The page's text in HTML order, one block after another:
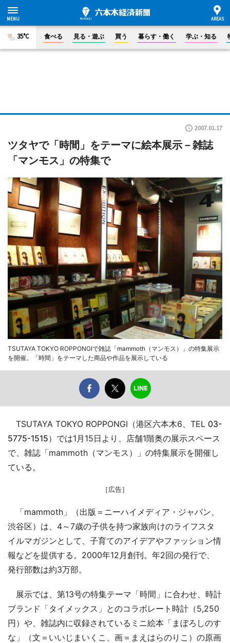
35°C 食べる 見る・遊ぶ 買う 暮らす・働く 学ぶ・知る
2007.01.17
ツタヤで「時間」をテーマに絵本展示－雑誌
「マンモス」の特集で
TSUTAYA TOKYO ROPPONGIで雑誌「mammoth（マンモス）」の特集展示
を開催。「時間」をテーマした商品や作品を展示している
TSUTAYA TOKYO ROPPONGI（港区六本木6、TEL 03-
5775-1515）では1月15日より、店舗1階奥の展示スペース
で、雑誌「mammoth（マンモス）」の特集展示を開催し
ている。
［広告］
「mammoth」（出版＝ニーハイメディア・ジャパン、
渋谷区）は、4～7歳の子供を持つ家族向けのライフスタ
イルマガジンとして、子育てのアイデアやファッション情
報などを提供する。2000年12月創刊。年2回の発行で、
発行部数は約3万部。
展示では、第13号の特集テーマ「時間」に合わせ、時計
ブランド「タイメックス」とのコラボレート時計（5,250
円）や、雑誌内に収録されているミニ絵本「まぼろしのす
な」（文＝いいじまいくこ、画＝まえはらのりこ）の原画